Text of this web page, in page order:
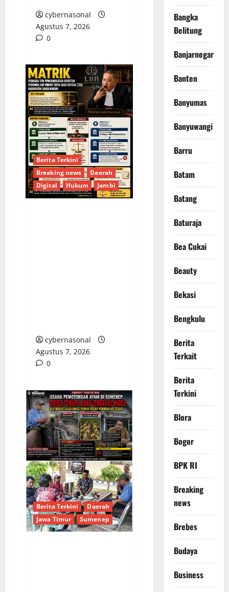
cybernasonal
Agustus 7, 2026
0
Berita Terkini
Breaking news
Daerah
Digital
Hukum Jambi
cybernasonal
Agustus 7, 2026
0
Berita Terkini
Daerah
Jawa Timur
Sumenep
Bangka
Belitung
Banjarnegara
Banten
Banyumas
Banyuwangi
Barru
Batam
Batang
Baturaja
Bea Cukai
Beauty
Bekasi
Bengkulu
Berita
Terkait
Berita
Terkini
Blora
Bogor
BPK RI
Breaking
news
Brebes
Budaya
Business